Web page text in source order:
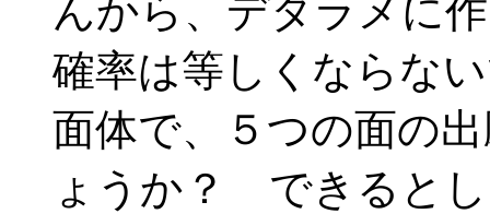
んから、デタラメに
確率は等しくならな
面体で、５つの面の
ょうか？ できると